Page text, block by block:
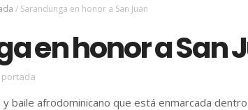
/ Sarandunga en honor a San Juan
en honor a San
portada
y baile afrodominicano que está enmarcada